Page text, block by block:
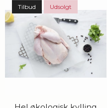
Tilbud Udsolgt